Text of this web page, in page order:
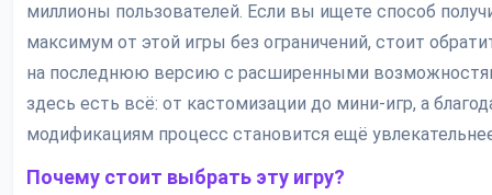
миллионы пользователей. Если вы ищете способ
максимум от этой игры без ограничений, стоит
на последнюю версию с расширенными
здесь есть всё: от кастомизации до мини-игр, а
модификациям процесс становится ещё
Почему стоит выбрать эту игру?